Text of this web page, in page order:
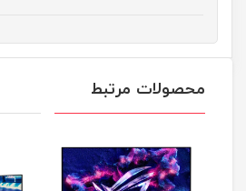
محصولات مرتبط